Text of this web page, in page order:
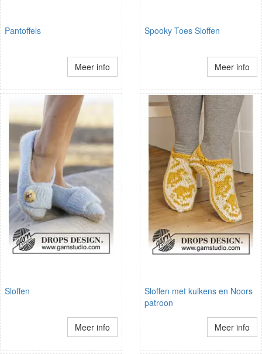
Pantoffels
Meer info
Spooky Toes Sloffen
Meer info
Sloffen
Meer info
Sloffen met kuikens en Noors
patroon
Meer info